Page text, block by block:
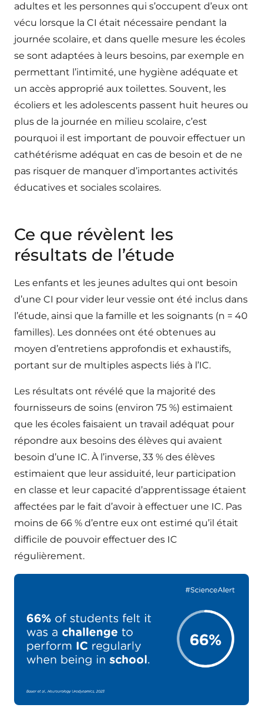
adultes et les personnes qui s’occupent d’eux ont
vécu lorsque la CI était nécessaire pendant la
journée scolaire, et dans quelle mesure les écoles
se sont adaptées à leurs besoins, par exemple en
permettant l’intimité, une hygiène adéquate et
un accès approprié aux toilettes. Souvent, les
écoliers et les adolescents passent huit heures ou
plus de la journée en milieu scolaire, c’est
pourquoi il est important de pouvoir effectuer un
cathétérisme adéquat en cas de besoin et de ne
pas risquer de manquer d’importantes activités
éducatives et sociales scolaires.
Ce que révèlent les
résultats de l’étude
Les enfants et les jeunes adultes qui ont besoin
d’une CI pour vider leur vessie ont été inclus dans
l’étude, ainsi que la famille et les soignants (n = 40
familles). Les données ont été obtenues au
moyen d’entretiens approfondis et exhaustifs,
portant sur de multiples aspects liés à l’IC.
Les résultats ont révélé que la majorité des
fournisseurs de soins (environ 75 %) estimaient
que les écoles faisaient un travail adéquat pour
répondre aux besoins des élèves qui avaient
besoin d’une IC. À l’inverse, 33 % des élèves
estimaient que leur assiduité, leur participation
en classe et leur capacité d’apprentissage étaient
affectées par le fait d’avoir à effectuer une IC. Pas
moins de 66 % d’entre eux ont estimé qu’il était
difficile de pouvoir effectuer des IC
régulièrement.